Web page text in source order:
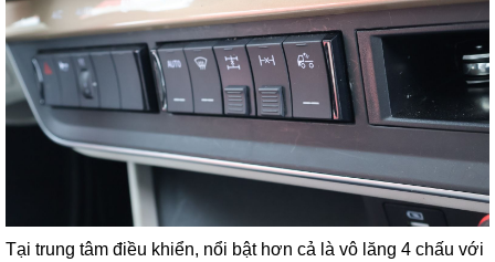
Tại trung tâm điều khiển, nổi bật hơn cả là vô lăng 4 chấu với